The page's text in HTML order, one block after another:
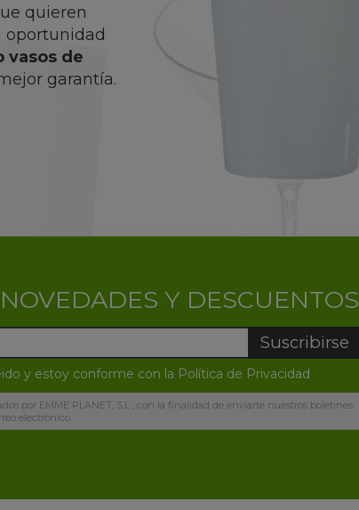
quieren
oportunidad
vasos de
garantía.
Y DESCUENTOS
Suscribirse
y estoy conforme con la Política de Privacidad